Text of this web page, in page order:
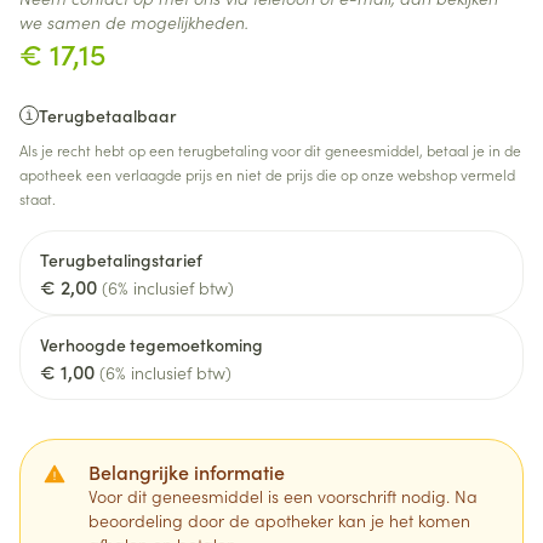
€ 17,15
Terugbetaalbaar
Als je recht hebt op een terugbetaling voor dit geneesmiddel, betaal je in de
apotheek een verlaagde prijs en niet de prijs die op onze webshop vermeld
staat.
Terugbetalingstarief
€ 2,00 (6% inclusief btw)
Verhoogde tegemoetkoming
€ 1,00 (6% inclusief btw)
Belangrijke informatie
Voor dit geneesmiddel is een voorschrift nodig. Na
beoordeling door de apotheker kan je het komen
we samen de mogelijkheden.